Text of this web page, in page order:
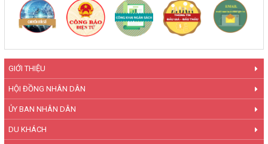
GIỚI THIỆU
HỘI ĐỒNG NHÂN DÂN
ỦY BAN NHÂN DÂN
DU KHÁCH